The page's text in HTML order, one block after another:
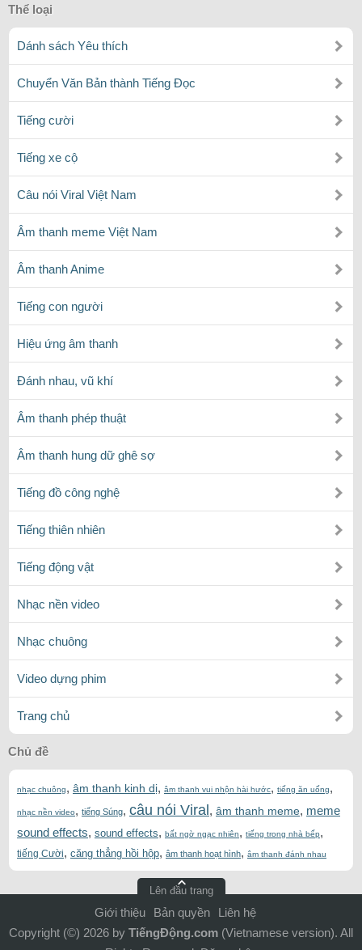
Thể loại
Dánh sách Yêu thích
Chuyển Văn Bản thành Tiếng Đọc
Tiếng cười
Tiếng xe cộ
Câu nói Viral Việt Nam
Âm thanh meme Việt Nam
Âm thanh Anime
Tiếng con người
Hiệu ứng âm thanh
Đánh nhau, vũ khí
Âm thanh phép thuật
Âm thanh hung dữ ghê sợ
Tiếng đồ công nghệ
Tiếng thiên nhiên
Tiếng động vật
Nhạc nền video
Nhạc chuông
Video dựng phim
Trang chủ
Chủ đề
nhạc chuông, âm thanh kinh dị, âm thanh vui nhộn hài hước, tiếng ăn uống,
nhạc nền video, tiếng Súng, câu nói Viral , âm thanh meme, meme
sound effects, sound effects, bất ngờ ngạc nhiên, tiếng trong nhà bếp,
tiếng Cười, căng thẳng hồi hộp, âm thanh hoạt hình, âm thanh đánh nhau
Lên đầu trang
Giới thiệu Bản quyền
Liên hệ
Copyright (©) 2026 by TiếngĐộng.com (Vietnamese version). All